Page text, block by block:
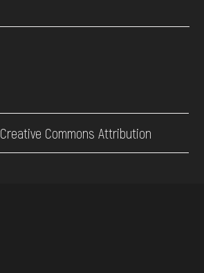
Creative Commons Attribution